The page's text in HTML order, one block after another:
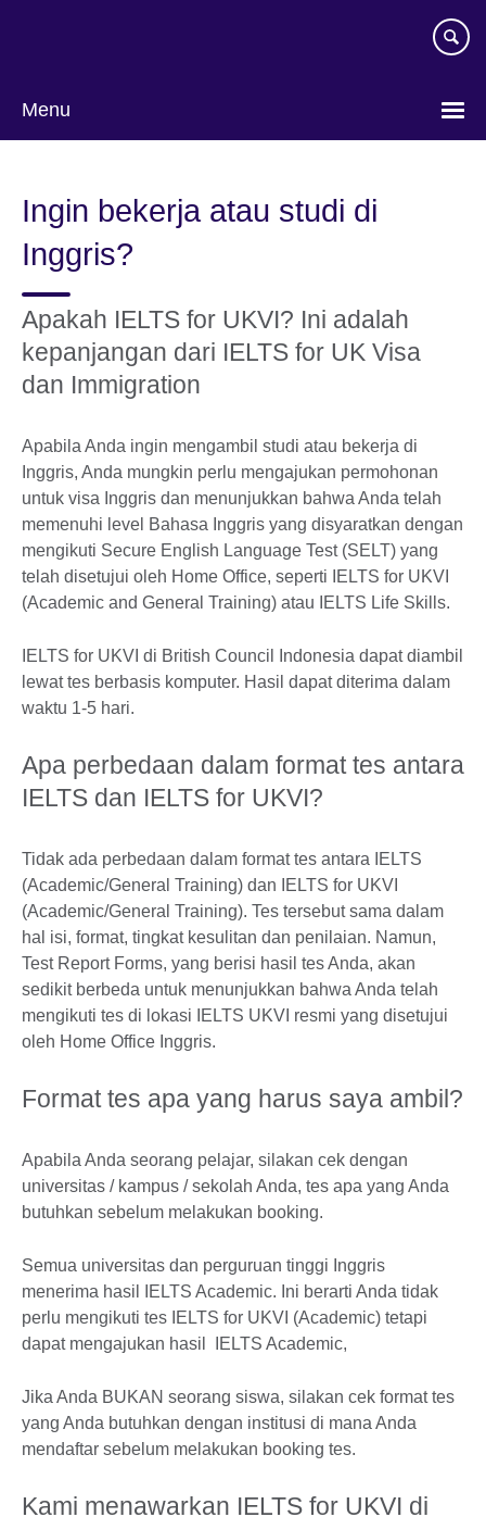
Menu
Ingin bekerja atau studi di
Inggris?
Apakah IELTS for UKVI? Ini adalah
kepanjangan dari IELTS for UK Visa
dan Immigration
Apabila Anda ingin mengambil studi atau bekerja di
Inggris, Anda mungkin perlu mengajukan permohonan
untuk visa Inggris dan menunjukkan bahwa Anda telah
memenuhi level Bahasa Inggris yang disyaratkan dengan
mengikuti Secure English Language Test (SELT) yang
telah disetujui oleh Home Office, seperti IELTS for UKVI
(Academic and General Training) atau IELTS Life Skills.
IELTS for UKVI di British Council Indonesia dapat diambil
lewat tes berbasis komputer. Hasil dapat diterima dalam
waktu 1-5 hari.
Apa perbedaan dalam format tes antara
IELTS dan IELTS for UKVI?
Tidak ada perbedaan dalam format tes antara IELTS
(Academic/General Training) dan IELTS for UKVI
(Academic/General Training). Tes tersebut sama dalam
hal isi, format, tingkat kesulitan dan penilaian. Namun,
Test Report Forms, yang berisi hasil tes Anda, akan
sedikit berbeda untuk menunjukkan bahwa Anda telah
mengikuti tes di lokasi IELTS UKVI resmi yang disetujui
oleh Home Office Inggris.
Format tes apa yang harus saya ambil?
Apabila Anda seorang pelajar, silakan cek dengan
universitas / kampus / sekolah Anda, tes apa yang Anda
butuhkan sebelum melakukan booking.
Semua universitas dan perguruan tinggi Inggris
menerima hasil IELTS Academic. Ini berarti Anda tidak
perlu mengikuti tes IELTS for UKVI (Academic) tetapi
dapat mengajukan hasil IELTS Academic,
Jika Anda BUKAN seorang siswa, silakan cek format tes
yang Anda butuhkan dengan institusi di mana Anda
mendaftar sebelum melakukan booking tes.
Kami menawarkan IELTS for UKVI di